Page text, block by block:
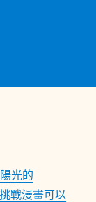
光的
戰漫畫可以